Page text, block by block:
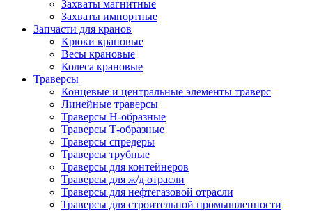
Захваты магнитные
Захваты импортные
Запчасти для кранов
Крюки крановые
Весы крановые
Колеса крановые
Траверсы
Концевые и центральные элементы траверс
Линейные траверсы
Траверсы Н-образные
Траверсы Т-образные
Траверсы спредеры
Траверсы трубные
Траверсы для контейнеров
Траверсы для ж/д отрасли
Траверсы для нефтегазовой отрасли
Траверсы для строительной промышленности